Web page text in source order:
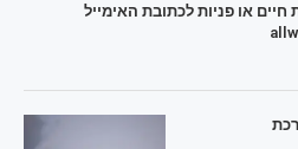
חיים או פניות לכתובת האימייל